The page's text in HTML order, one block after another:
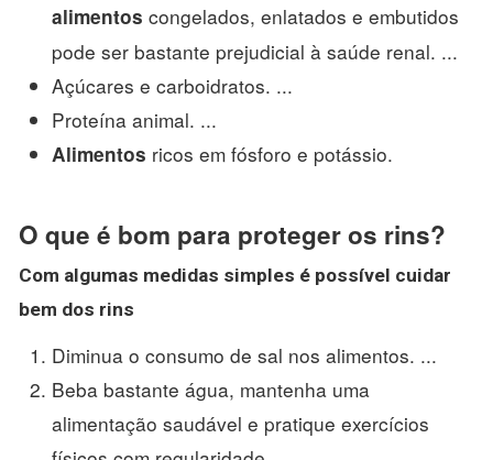
alimentos congelados, enlatados e embutidos
pode ser bastante prejudicial à saúde renal. ...
Açúcares e carboidratos. ...
Proteína animal. ...
Alimentos ricos em fósforo e potássio.
O que é bom para proteger os rins?
Com algumas medidas simples é possível cuidar
bem dos rins
Diminua o consumo de sal nos alimentos. ...
Beba bastante água, mantenha uma
alimentação saudável e pratique exercícios